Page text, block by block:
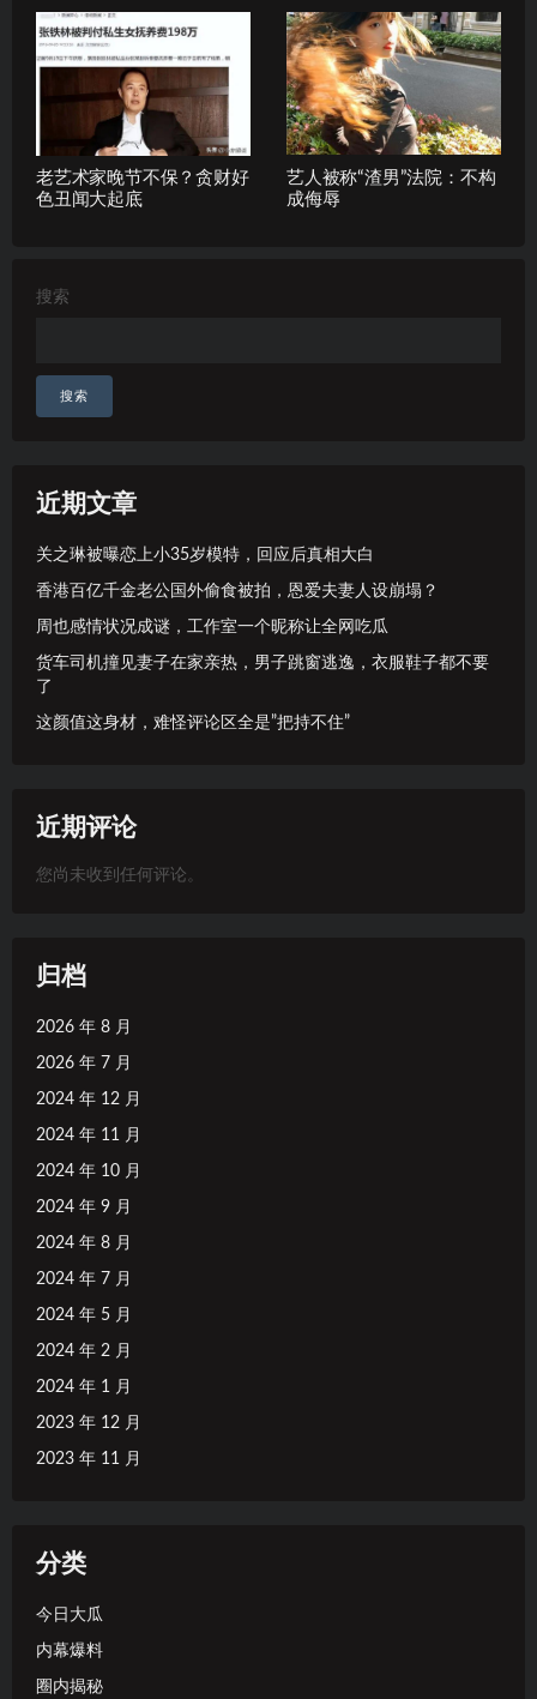
老艺术家晚节不保？贪财好
色丑闻大起底
艺人被称“渣男”法院：不构
成侮辱
搜索
搜索
近期文章
关之琳被曝恋上小35岁模特，回应后真相大白
香港百亿千金老公国外偷食被拍，恩爱夫妻人设崩塌？
周也感情状况成谜，工作室一个昵称让全网吃瓜
货车司机撞见妻子在家亲热，男子跳窗逃逸，衣服鞋子都不要
了
这颜值这身材，难怪评论区全是”把持不住”
近期评论
您尚未收到任何评论。
归档
2026 年 8 月
2026 年 7 月
2024 年 12 月
2024 年 11 月
2024 年 10 月
2024 年 9 月
2024 年 8 月
2024 年 7 月
2024 年 5 月
2024 年 2 月
2024 年 1 月
2023 年 12 月
2023 年 11 月
分类
今日大瓜
内幕爆料
圈内揭秘